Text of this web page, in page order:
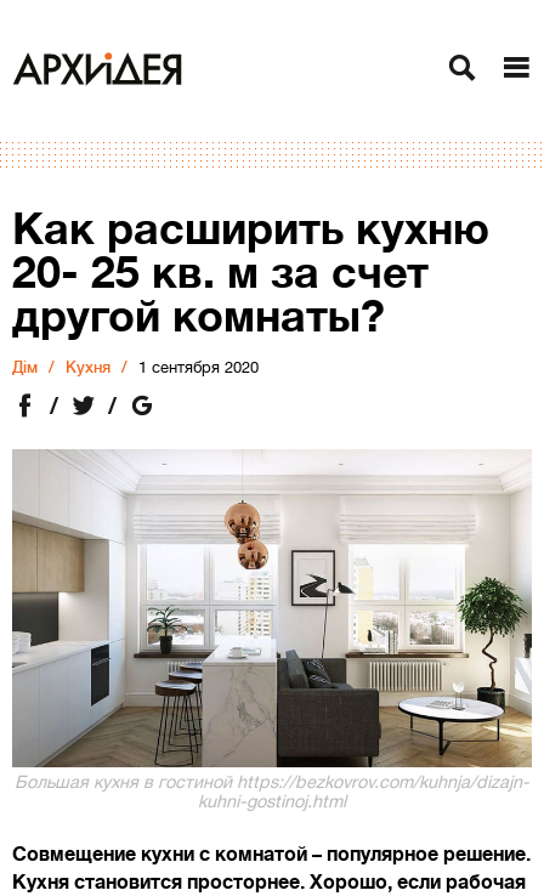
Как расширить кухню
20- 25 кв. м за счет
другой комнаты?
Дiм Кухня 1 сентября 2020
Большая кухня в гостиной https://bezkovrov.com/kuhnja/dizajn-
kuhni-gostinoj.html
Совмещение кухни с комнатой – популярное решение.
Кухня становится просторнее. Хорошо, если рабочая